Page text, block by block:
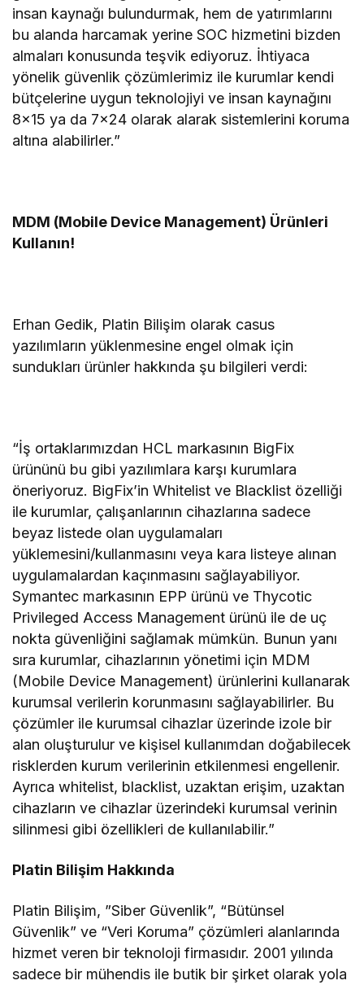
insan kaynağı bulundurmak, hem de yatırımlarını
bu alanda harcamak yerine SOC hizmetini bizden
almaları konusunda teşvik ediyoruz. İhtiyaca
yönelik güvenlik çözümlerimiz ile kurumlar kendi
bütçelerine uygun teknolojiyi ve insan kaynağını
8×15 ya da 7×24 olarak alarak sistemlerini koruma
altına alabilirler.”
MDM (Mobile Device Management) Ürünleri
Kullanın!
Erhan Gedik, Platin Bilişim olarak casus
yazılımların yüklenmesine engel olmak için
sundukları ürünler hakkında şu bilgileri verdi:
“İş ortaklarımızdan HCL markasının BigFix
ürününü bu gibi yazılımlara karşı kurumlara
öneriyoruz. BigFix’in Whitelist ve Blacklist özelliği
ile kurumlar, çalışanlarının cihazlarına sadece
beyaz listede olan uygulamaları
yüklemesini/kullanmasını veya kara listeye alınan
uygulamalardan kaçınmasını sağlayabiliyor.
Symantec markasının EPP ürünü ve Thycotic
Privileged Access Management ürünü ile de uç
nokta güvenliğini sağlamak mümkün. Bunun yanı
sıra kurumlar, cihazlarının yönetimi için MDM
(Mobile Device Management) ürünlerini kullanarak
kurumsal verilerin korunmasını sağlayabilirler. Bu
çözümler ile kurumsal cihazlar üzerinde izole bir
alan oluşturulur ve kişisel kullanımdan doğabilecek
risklerden kurum verilerinin etkilenmesi engellenir.
Ayrıca whitelist, blacklist, uzaktan erişim, uzaktan
cihazların ve cihazlar üzerindeki kurumsal verinin
silinmesi gibi özellikleri de kullanılabilir.”
Platin Bilişim Hakkında
Platin Bilişim, ”Siber Güvenlik”, “Bütünsel
Güvenlik” ve “Veri Koruma” çözümleri alanlarında
hizmet veren bir teknoloji firmasıdır. 2001 yılında
sadece bir mühendis ile butik bir şirket olarak yola